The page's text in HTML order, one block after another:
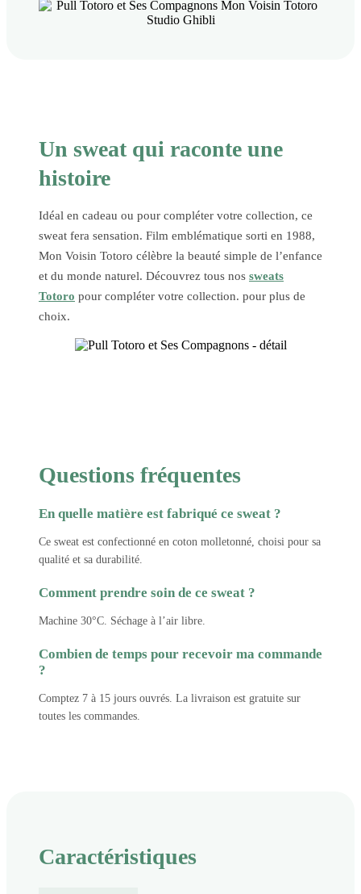
Un sweat qui raconte une
histoire
Idéal en cadeau ou pour compléter votre collection, ce
sweat fera sensation. Film emblématique sorti en 1988,
Mon Voisin Totoro célèbre la beauté simple de l’enfance
et du monde naturel. Découvrez tous nos sweats
Totoro pour compléter votre collection. pour plus de
choix.
Questions fréquentes
En quelle matière est fabriqué ce sweat ?
Ce sweat est confectionné en coton molletonné, choisi pour sa
qualité et sa durabilité.
Comment prendre soin de ce sweat ?
Machine 30°C. Séchage à l’air libre.
Combien de temps pour recevoir ma commande
?
Comptez 7 à 15 jours ouvrés. La livraison est gratuite sur
toutes les commandes.
Caractéristiques